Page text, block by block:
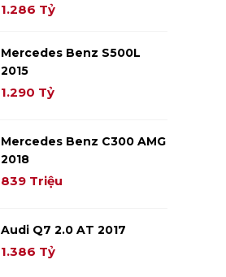
1.286 Tỷ
Mercedes Benz S500L
2015
1.290 Tỷ
Mercedes Benz C300 AMG
2018
839 Triệu
Audi Q7 2.0 AT 2017
1.386 Tỷ